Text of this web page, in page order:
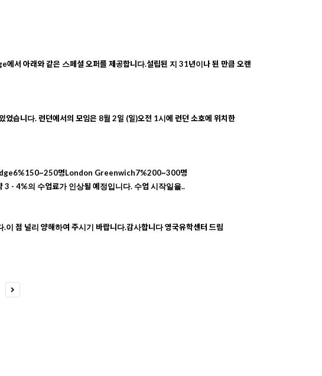
아래와 같은 스페셜 오퍼를 제공합니다.설립된 지 31년이나 된 만큼 오랜
습니다. 런던에서의 모임은 8월 2일 (일)오전 1시에 런던 소호에 위치한
명London Greenwich7%200~300명
- 4%의 수업료가 인상될 예정입니다. 수업 시작일을..
점 널리 양해하여 주시기 바랍니다.감사합니다 영국유학센터 드림